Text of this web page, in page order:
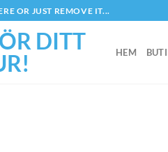
OR JUST REMOVE IT...
HEM